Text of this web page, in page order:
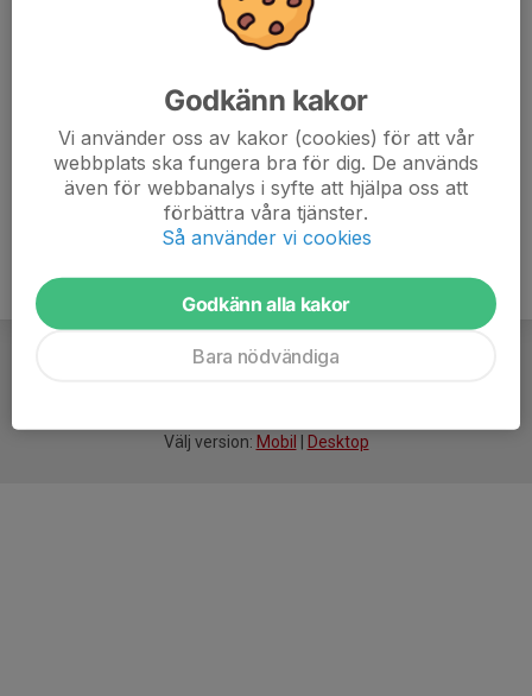
Välj version: Mobil Desktop
Godkänn kakor
Vi använder oss av kakor (cookies) för att vår
webbplats ska fungera bra för dig. De används
även för webbanalys i syfte att hjälpa oss att
förbättra våra tjänster.
Så använder vi cookies
Godkänn alla kakor
Bara nödvändiga